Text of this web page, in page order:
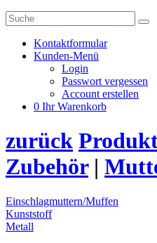
Kontaktformular
Kunden-Menü
Login
Passwort vergessen
Account erstellen
0 Ihr Warenkorb
zurück
Zubehör|
Einschlagmuttern/Muffen
Kunststoff
Metall